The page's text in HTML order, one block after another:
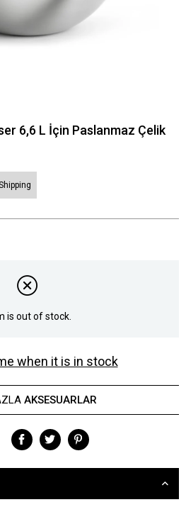
6,6 L İçin Paslanmaz Çelik
is out of stock.
when it is in stock
AKSESUARLAR